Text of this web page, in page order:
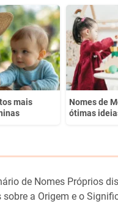
mais
Nomes de
ótimas
de Nomes Próprios
a Origem e o